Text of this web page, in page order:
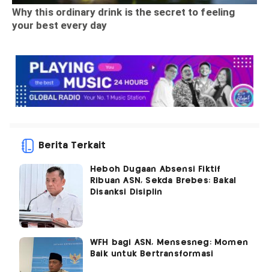
Berita Terkait
Heboh Dugaan Absensi Fiktif
Ribuan ASN, Sekda Brebes: Bakal
Disanksi Disiplin
WFH bagi ASN, Mensesneg: Momen
Baik untuk Bertransformasi